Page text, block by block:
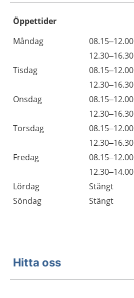
Öppettider
Dag
Öppettider
Kommentarer
Måndag
08.15–12.00
12.30–16.30
Tisdag
08.15–12.00
12.30–16.30
Onsdag
08.15–12.00
12.30–16.30
Torsdag
08.15–12.00
12.30–16.30
Fredag
08.15–12.00
12.30–14.00
Lördag
Stängt
Söndag
Stängt
Hitta oss